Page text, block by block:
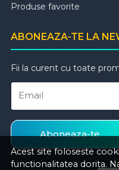
Acest site foloseste
functionalitatea dorita.
Produse favorite
ABONEAZA-TE LA
Fii la curent cu toate
Email
Aboneaza-te